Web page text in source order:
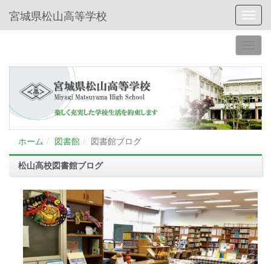
宮城県松山高等学校
ホーム 図書館
図書館ブログ
松山高校図書館ブログ